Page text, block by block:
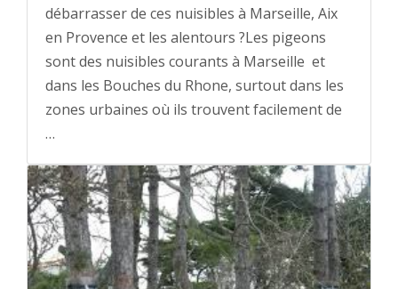
débarrasser de ces nuisibles à Marseille, Aix
en Provence et les alentours ?Les pigeons
sont des nuisibles courants à Marseille et
dans les Bouches du Rhone, surtout dans les
zones urbaines où ils trouvent facilement de
…